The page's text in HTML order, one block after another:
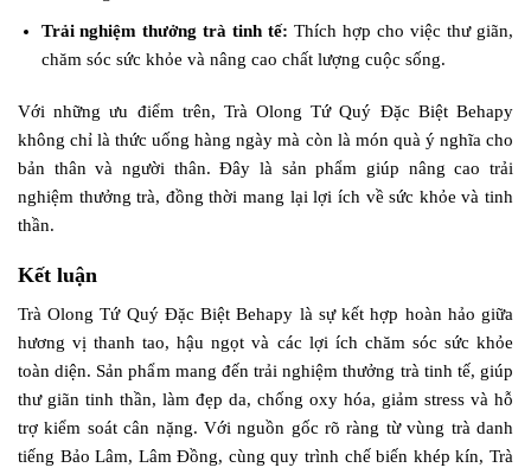
Trải nghiệm thưởng trà tinh tế: Thích hợp cho việc thư giãn,
chăm sóc sức khỏe và nâng cao chất lượng cuộc sống.
Với những ưu điểm trên, Trà Olong Tứ Quý Đặc Biệt Behapy
không chỉ là thức uống hàng ngày mà còn là món quà ý nghĩa cho
bản thân và người thân. Đây là sản phẩm giúp nâng cao trải
nghiệm thưởng trà, đồng thời mang lại lợi ích về sức khỏe và tinh
thần.
Kết luận
Trà Olong Tứ Quý Đặc Biệt Behapy là sự kết hợp hoàn hảo giữa
hương vị thanh tao, hậu ngọt và các lợi ích chăm sóc sức khỏe
toàn diện. Sản phẩm mang đến trải nghiệm thưởng trà tinh tế, giúp
thư giãn tinh thần, làm đẹp da, chống oxy hóa, giảm stress và hỗ
trợ kiểm soát cân nặng. Với nguồn gốc rõ ràng từ vùng trà danh
tiếng Bảo Lâm, Lâm Đồng, cùng quy trình chế biến khép kín, Trà